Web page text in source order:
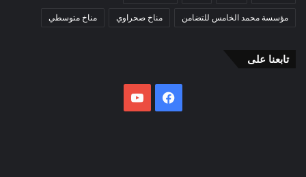
مؤسسة محمد الخامس للتضامن مناخ صحراوي مناخ متوسطي
تابعنا على
فيسبوك